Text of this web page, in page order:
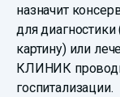
назначит
для
картину) или
КЛИНИК
госпитализации.